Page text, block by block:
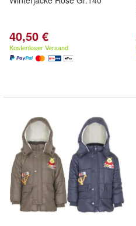
40,50 €
Kostenloser Versand